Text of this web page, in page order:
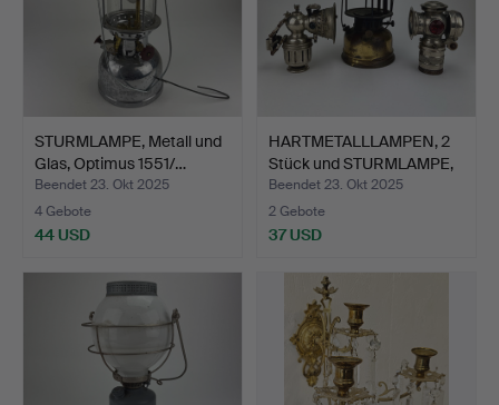
STURMLAMPE, Metall und
Glas, Optimus 1551/…
Beendet 23. Okt 2025
4 Gebote
44 USD
HARTMETALLLAMPEN, 2
Stück und STURMLAMPE,
…
Beendet 23. Okt 2025
2 Gebote
37 USD